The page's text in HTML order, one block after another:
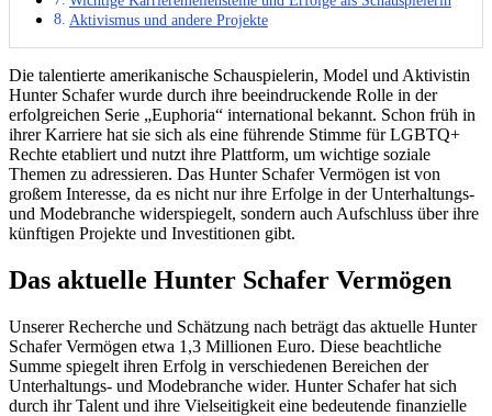
Aktivismus und andere Projekte
Die talentierte amerikanische Schauspielerin, Model und Aktivistin
Hunter Schafer wurde durch ihre beeindruckende Rolle in der
erfolgreichen Serie „Euphoria“ international bekannt. Schon früh in
ihrer Karriere hat sie sich als eine führende Stimme für LGBTQ+
Rechte etabliert und nutzt ihre Plattform, um wichtige soziale
Themen zu adressieren. Das Hunter Schafer Vermögen ist von
großem Interesse, da es nicht nur ihre Erfolge in der Unterhaltungs-
und Modebranche widerspiegelt, sondern auch Aufschluss über ihre
künftigen Projekte und Investitionen gibt.
Das aktuelle Hunter Schafer Vermögen
Unserer Recherche und Schätzung nach beträgt das aktuelle Hunter
Schafer Vermögen etwa 1,3 Millionen Euro. Diese beachtliche
Summe spiegelt ihren Erfolg in verschiedenen Bereichen der
Unterhaltungs- und Modebranche wider. Hunter Schafer hat sich
durch ihr Talent und ihre Vielseitigkeit eine bedeutende finanzielle